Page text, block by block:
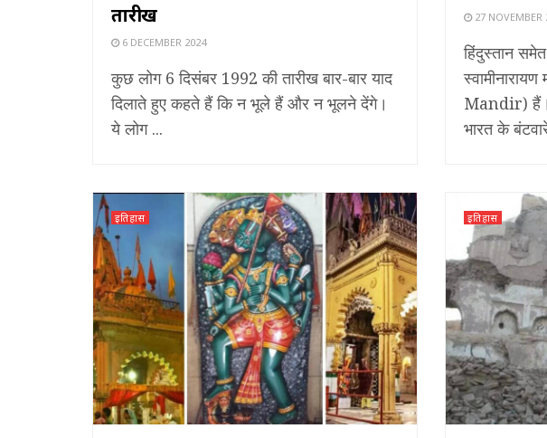
तारीख
6 DECEMBER 2024
कुछ लोग 6 दिसंबर 1992 की तारीख बार-बार याद
दिलाते हुए कहते हैं कि न भूले हैं और न भूलने देंगे।
ये लोग ...
27 NOVEMBER
हिंदुस्तान
Mandir) हैं।
भारत के
इतिहास इतिहास